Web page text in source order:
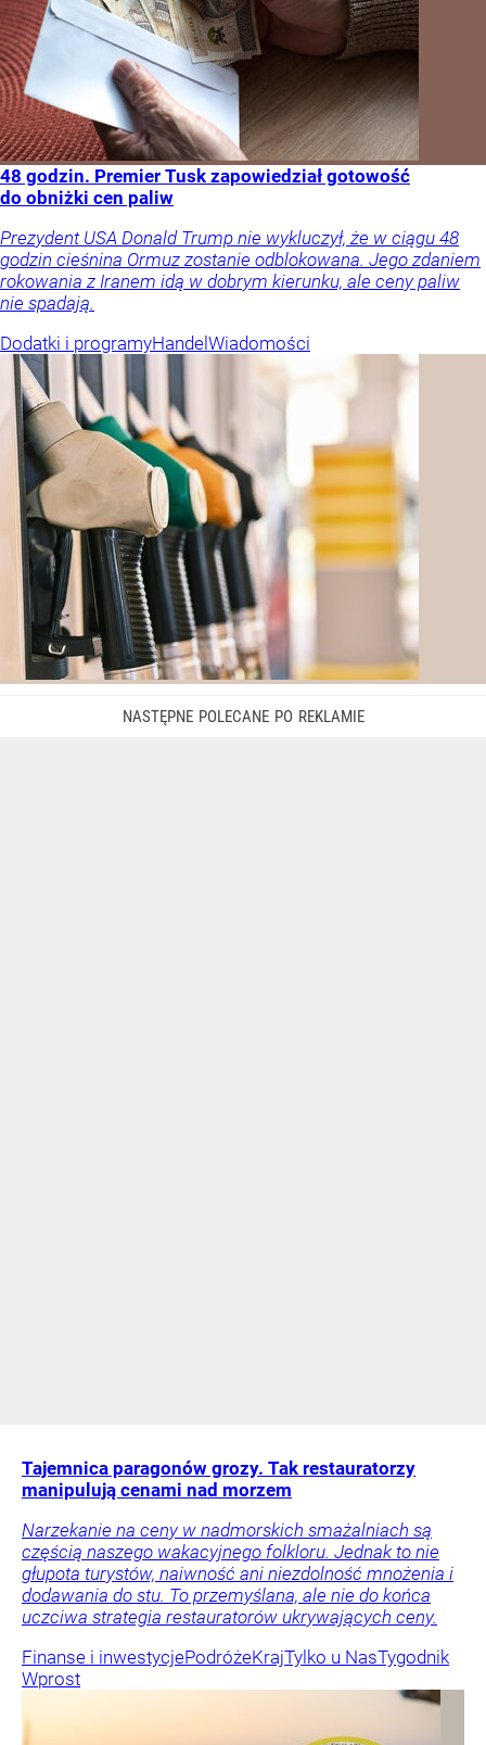
48 godzin. Premier Tusk zapowiedział gotowość
do obniżki cen paliw
Prezydent USA Donald Trump nie wykluczył, że w ciągu 48
godzin cieśnina Ormuz zostanie odblokowana. Jego zdaniem
rokowania z Iranem idą w dobrym kierunku, ale ceny paliw
nie spadają.
Dodatki i programyHandel Wiadomości
Tajemnica paragonów grozy. Tak restauratorzy
manipulują cenami nad morzem
Narzekanie na ceny w nadmorskich smażalniach są
częścią naszego wakacyjnego folkloru. Jednak to nie
głupota turystów, naiwność ani niezdolność mnożenia i
dodawania do stu. To przemyślana, ale nie do końca
uczciwa strategia restauratorów ukrywających ceny.
Finanse i inwestycjePodróżeKrajTylko u NasTygodnik
Wprost